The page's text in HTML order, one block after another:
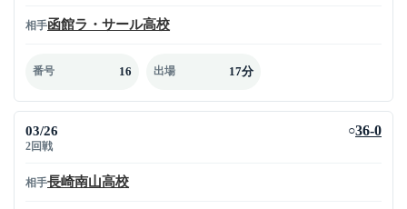
相手函館ラ・サール高校
番号 16 出場 17分
03/26
2回戦
○36-0
相手長崎南山高校